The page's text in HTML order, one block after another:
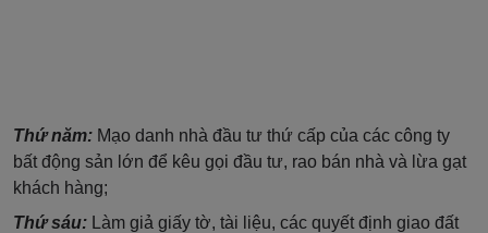
Thứ năm: Mạo danh nhà đầu tư thứ cấp của các công ty
bất động sản lớn để kêu gọi đầu tư, rao bán nhà và lừa gạt
khách hàng;
Thứ sáu: Làm giả giấy tờ, tài liệu, các quyết định giao đất